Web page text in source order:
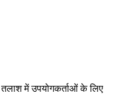
में उपयोगकर्ताओं के लिए